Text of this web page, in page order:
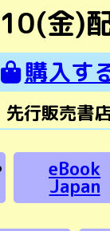
金)配
購入す
先行販売書
eBook
Japan